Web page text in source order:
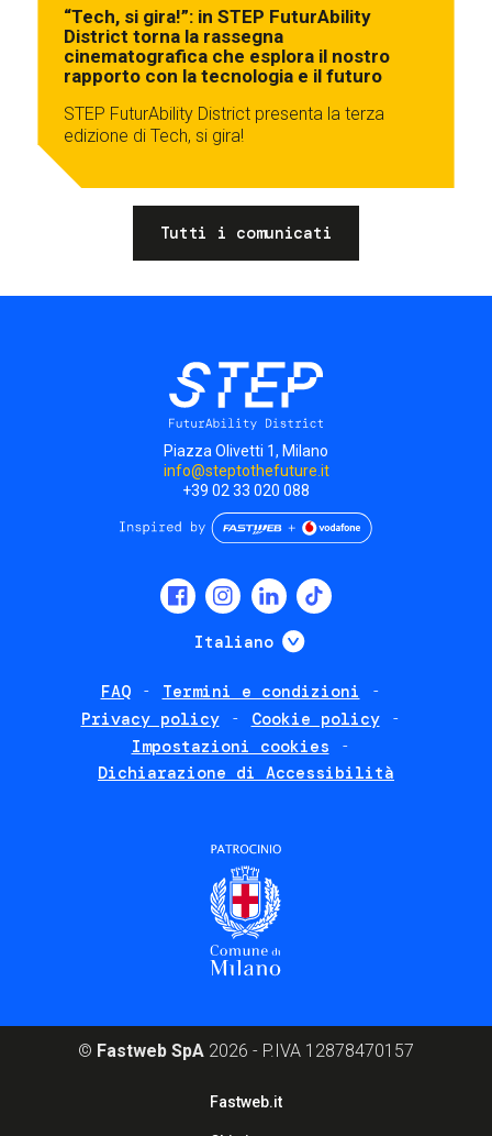
“Tech, si gira!”: in STEP FuturAbility
District torna la rassegna
cinematografica che esplora il nostro
rapporto con la tecnologia e il futuro
STEP FuturAbility District presenta la terza
edizione di Tech, si gira!
Tutti i comunicati
Piazza Olivetti 1, Milano
info@steptothefuture.it
+39 02 33 020 088
Italiano Mostra ulteriori
FAQ
Termini e condizioni
Privacy policy
Cookie policy
Impostazioni cookies
Dichiarazione di Accessibilità
© Fastweb SpA 2026 - P.IVA 12878470157
Fastweb.it